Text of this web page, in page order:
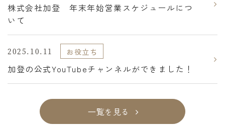
株式会社加登 年末年始営業スケジュールにつ
いて
2025.10.11 お役立ち
加登の公式YouTubeチャンネルができました！
⼀覧を見る